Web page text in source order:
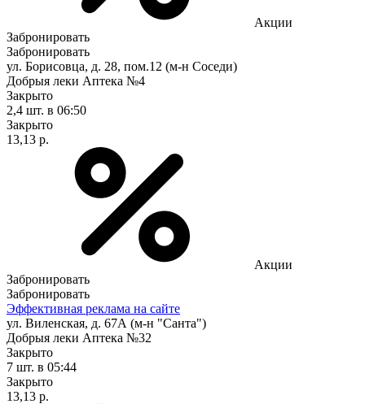
Акции
Забронировать
Забронировать
ул. Борисовца, д. 28, пом.12 (м-н Соседи)
Добрыя леки Аптека №4
Закрыто
2,4 шт. в 06:50
Закрыто
13,13 р.
Акции
Забронировать
Забронировать
Эффективная реклама на сайте
ул. Виленская, д. 67А (м-н "Санта")
Добрыя леки Аптека №32
Закрыто
7 шт. в 05:44
Закрыто
13,13 р.